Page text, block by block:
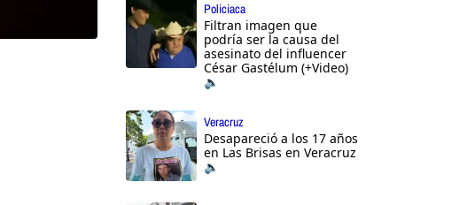
Policiaca
Filtran imagen que
podría ser la causa del
asesinato del influencer
César Gastélum (+Video)
🔈
Veracruz
Desapareció a los 17 años
en Las Brisas en Veracruz
🔈